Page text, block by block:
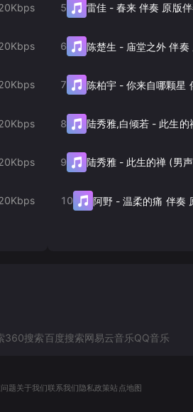
Kbps
Kbps
Kbps
Kbps
Kbps
Kbps
5 雷佳- 春来 伴奏 原版
6 陈楚生 - 庙堂之外 伴奏
7 陈柏宇-你来自哪颗星
8 陆秀雅,白倾若 -
9 陆秀雅- 此生的禅 (男
10 阿野-温柔的痛 伴奏
360搜索百度搜索网易云音乐QQ音乐
题关于我们联系我们 隐私政策站点地图